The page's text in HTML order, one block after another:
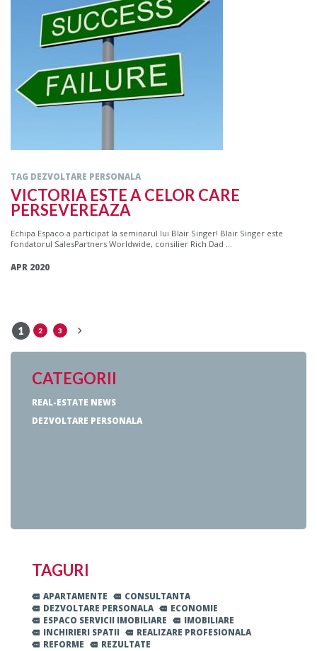
TAG DEZVOLTARE PERSONALA
VICTORIA ESTE A CELOR CARE
PERSEVEREAZA
Echipa Espaco a participat la seminarul lui Blair Singer! Blair Singer este
fondatorul SalesPartners Worldwide, consilier Rich Dad ...
APR 2020
1 2 3
CATEGORII
REAL-ESTATE NEWS
DEZVOLTARE PERSONALA
TAGURI
APARTAMENTE
CONSULTANTA
DEZVOLTARE PERSONALA
ECONOMIE
ESPACO SERVICII IMOBILIARE
IMOBILIARE
INCHIRIERI SPATII
REALIZARE PROFESIONALA
REFORME
REZULTATE